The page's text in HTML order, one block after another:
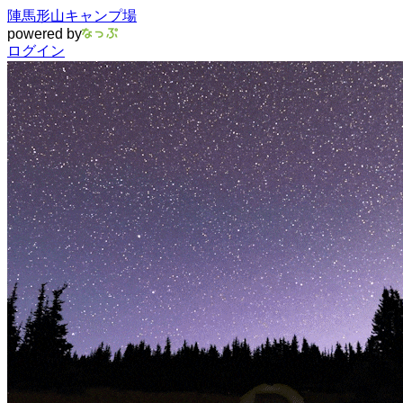
陣馬形山キャンプ場
powered by
ログイン